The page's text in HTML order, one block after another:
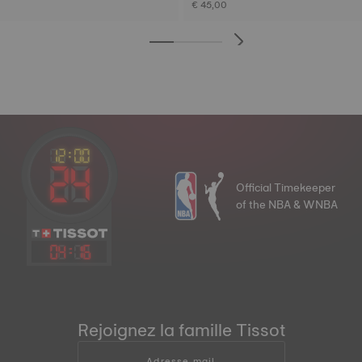
€ 45,00
04: 16
Official Timekeeper
of the NBA & WNBA
Rejoignez la famille Tissot